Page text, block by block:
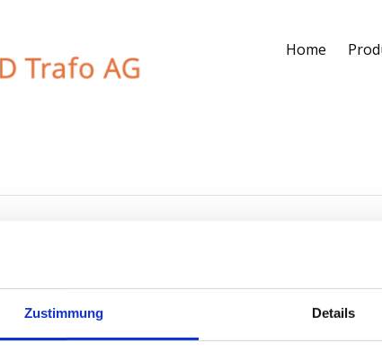
Zustimmung Details
Home